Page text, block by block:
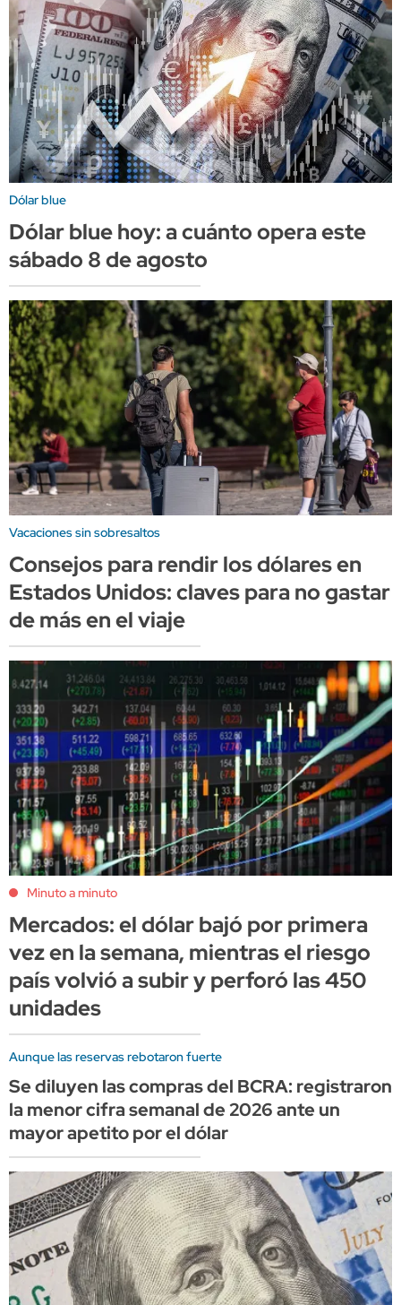
Dólar blue
Dólar blue hoy: a cuánto opera este
sábado 8 de agosto
Vacaciones sin sobresaltos
Consejos para rendir los dólares en
Estados Unidos: claves para no gastar
de más en el viaje
Minuto a minuto
Mercados: el dólar bajó por primera
vez en la semana, mientras el riesgo
país volvió a subir y perforó las 450
unidades
Aunque las reservas rebotaron fuerte
Se diluyen las compras del BCRA: registraron
la menor cifra semanal de 2026 ante un
mayor apetito por el dólar